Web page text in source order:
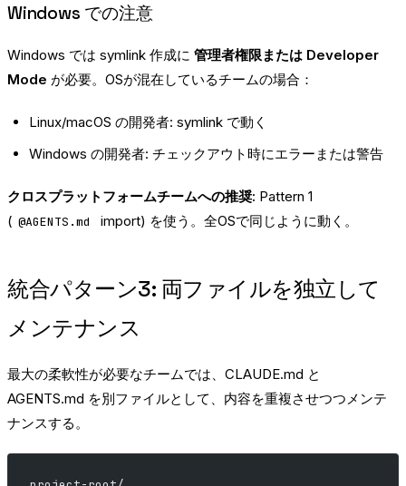
Windows での注意
Windows では symlink 作成に 管理者権限または Developer
Mode が必要。OSが混在しているチームの場合：
Linux/macOS の開発者: symlink で動く
Windows の開発者: チェックアウト時にエラーまたは警告
クロスプラットフォームチームへの推奨: Pattern 1
( @AGENTS.md import) を使う。全OSで同じように動く。
統合パターン3: 両ファイルを独立して
メンテナンス
最大の柔軟性が必要なチームでは、CLAUDE.md と
AGENTS.md を別ファイルとして、内容を重複させつつメンテ
ナンスする。